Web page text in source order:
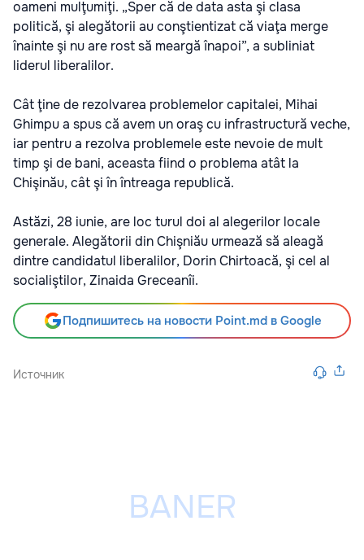
oameni mulţumiţi. „Sper că de data asta şi clasa
politică, şi alegătorii au conştientizat că viaţa merge
înainte şi nu are rost să meargă înapoi”, a subliniat
liderul liberalilor.
Cât ţine de rezolvarea problemelor capitalei, Mihai
Ghimpu a spus că avem un oraş cu infrastructură veche,
iar pentru a rezolva problemele este nevoie de mult
timp şi de bani, aceasta fiind o problema atât la
Chişinău, cât şi în întreaga republică.
Astăzi, 28 iunie, are loc turul doi al alegerilor locale
generale. Alegătorii din Chişniău urmează să aleagă
dintre candidatul liberalilor, Dorin Chirtoacă, şi cel al
socialiştilor, Zinaida Greceanîi.
Подпишитесь на новости Point.md в Google
Источник